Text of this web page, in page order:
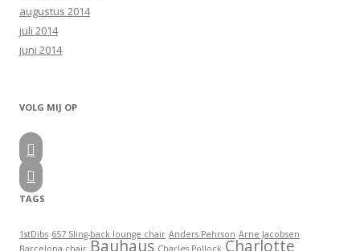
augustus 2014
juli 2014
juni 2014
VOLG MIJ OP


TAGS
1stDibs 657 Sling-back lounge chair Anders Pehrson Arne Jacobsen
Barcelona chair Bauhaus Charles Pollock Charlotte